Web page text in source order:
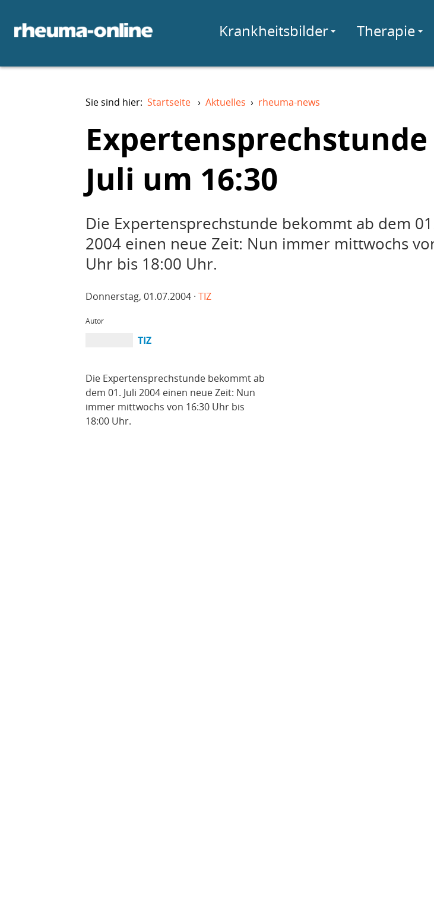
Krankheitsbilder Therapie
Sie sind hier: Startseite › Aktuelles › rheuma-news
Expertensprechstunde
Juli um 16:30
Die Expertensprechstunde bekommt ab dem
2004 einen neue Zeit: Nun immer mittwochs
Uhr bis 18:00 Uhr.
Donnerstag, 01.07.2004 · TIZ
Autor
TIZ
Die Expertensprechstunde bekommt ab
dem 01. Juli 2004 einen neue Zeit: Nun
immer mittwochs von 16:30 Uhr bis
18:00 Uhr.